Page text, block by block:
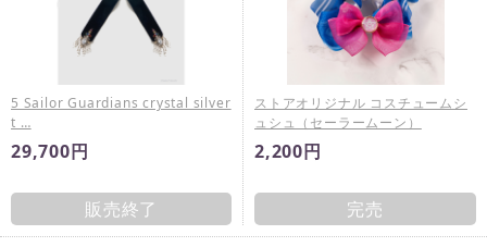
5 Sailor Guardians crystal silver
t …
29,700円
販売終了
ストアオリジナル コスチュームシ
ュシュ（セーラームーン）
2,200円
完売